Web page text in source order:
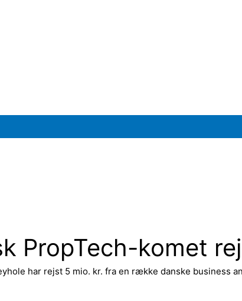
PropTech-komet
har rejst 5 mio. kr. fra en række danske